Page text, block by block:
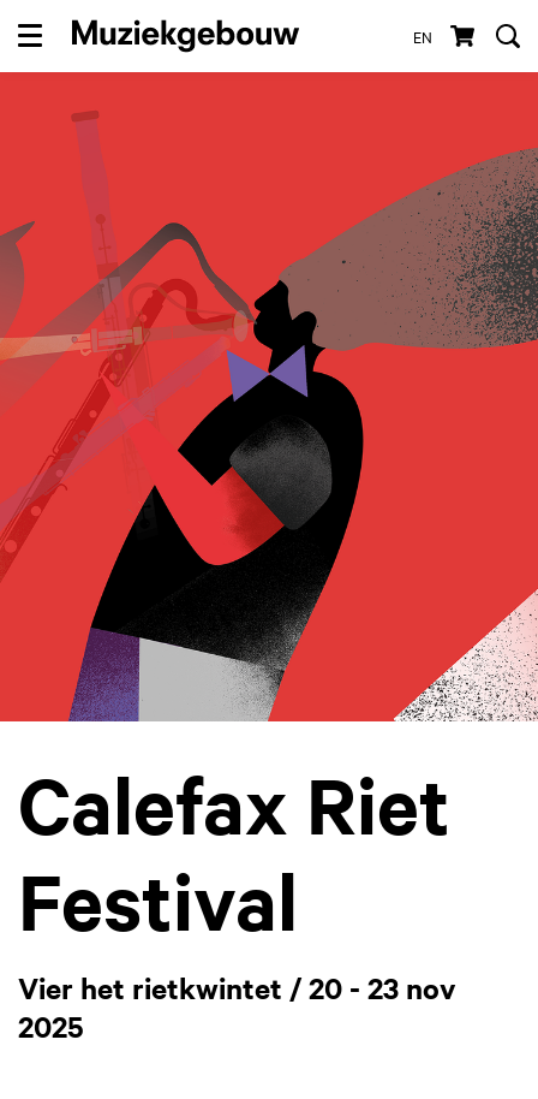
EN
Menu
Calefax Riet
Festival
Vier het rietkwintet / 20 - 23 nov
2025